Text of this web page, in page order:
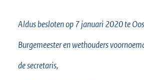
Aldus besloten op 7 januari 2020 te
Burgemeester en wethouders
de secretaris,